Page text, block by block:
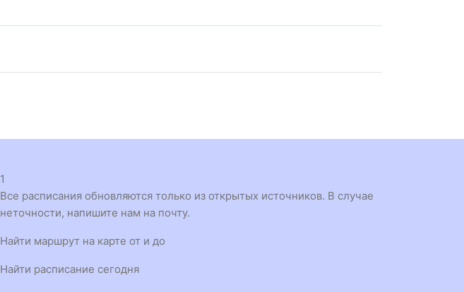
1
Все расписания обновляются только из открытых источников. В случае
неточности, напишите нам на почту.
Найти маршрут на карте от и до
Найти расписание сегодня